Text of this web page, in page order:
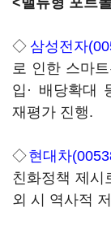
◇ 삼성전자
로 인한 스마
입· 배당확대
재평가 진행.
◇현대차
친화정책 제시
외 시 역사적